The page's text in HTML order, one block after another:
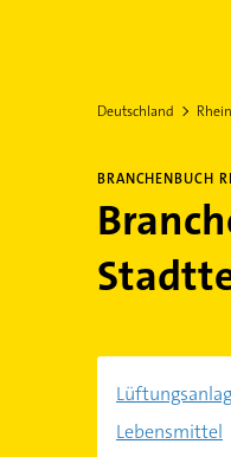
Deutschland
BRANCHENBUCH
Lebensmittel